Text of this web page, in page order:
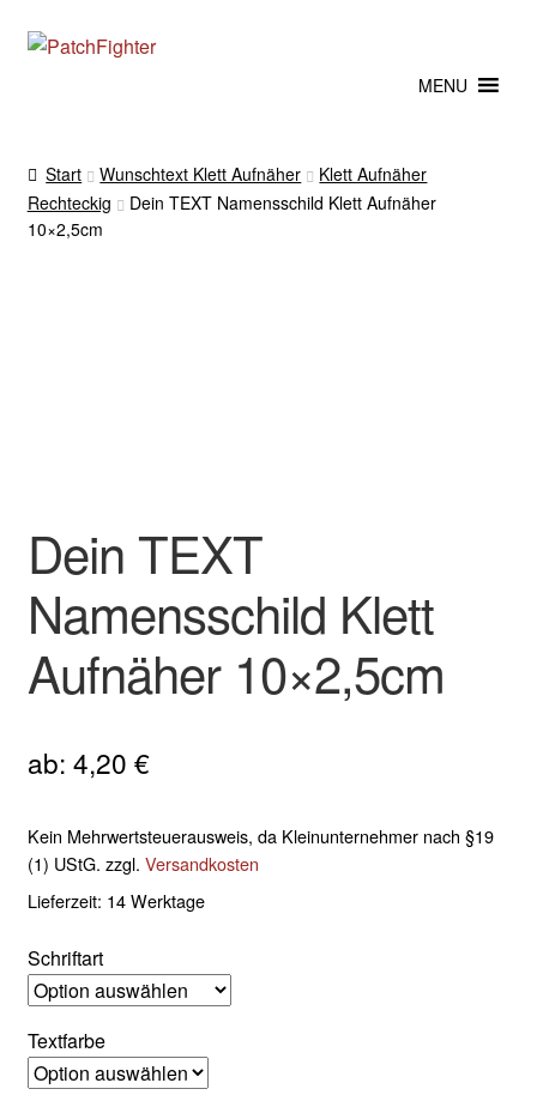
Zur
Zum
MENU
Start Wunschtext Klett Aufnäher
Klett Aufnäher
Rechteckig
Dein TEXT Namensschild Klett Aufnäher
10×2,5cm
Dein TEXT
Namensschild Klett
Aufnäher 10×2,5cm
ab: 4,20 €
Kein Mehrwertsteuerausweis, da Kleinunternehmer nach §19
(1) UStG. zzgl. Versandkosten
Lieferzeit: 14 Werktage
Schriftart
Textfarbe